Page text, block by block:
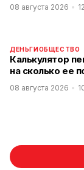
08 августа 2026
ДЕНЬГИОБЩЕСТВО
Калькулятор
на сколько ее
08 августа 2026